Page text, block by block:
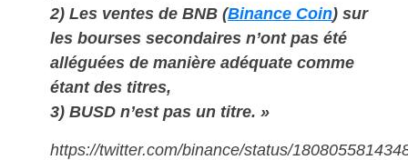
2) Les ventes de BNB (Binance Coin) sur
les bourses secondaires n’ont pas été
alléguées de manière adéquate comme
étant des titres,
3) BUSD n’est pas un titre. »
https://twitter.com/binance/status/